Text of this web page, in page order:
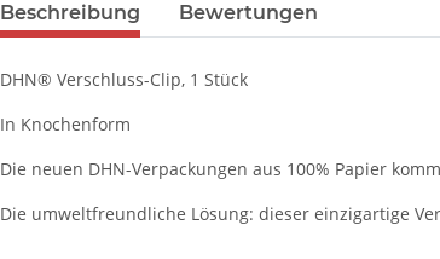
Beschreibung Bewertungen
DHN® Verschluss-Clip, 1 Stück
In Knochenform
Die neuen DHN-Verpackungen aus 100% Papier
Die umweltfreundliche Lösung: dieser einzigartige